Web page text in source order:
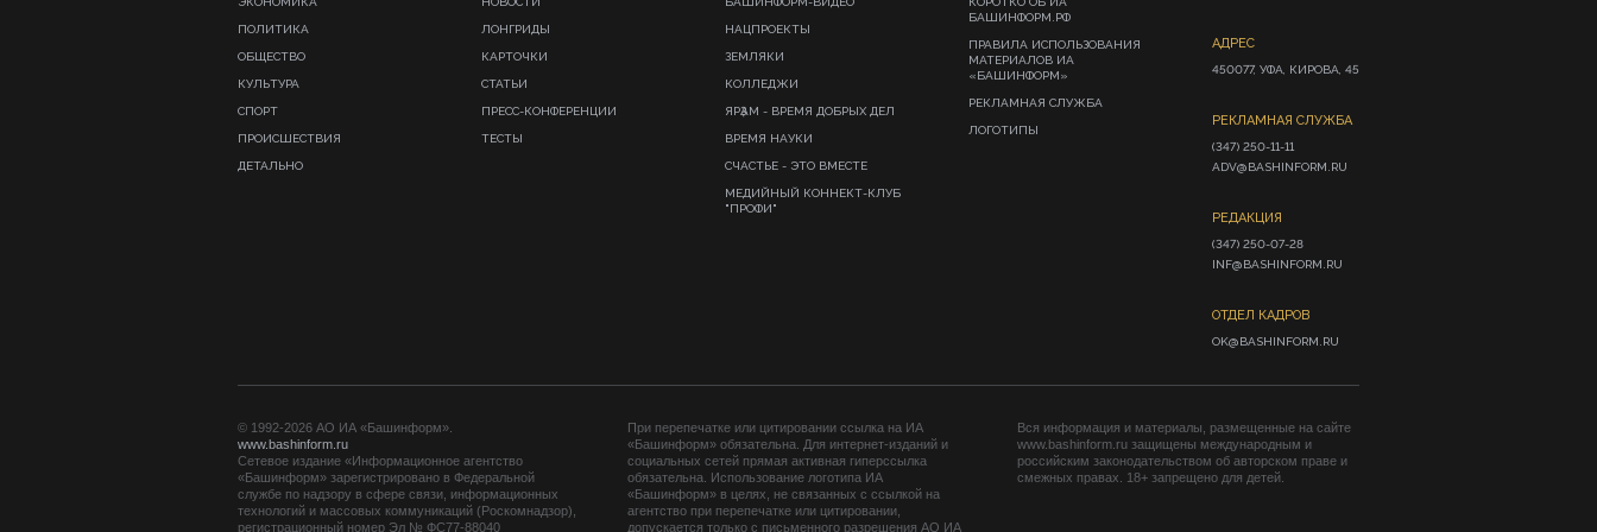
ПОЛИТИКА
ОБЩЕСТВО
КУЛЬТУРА
СПОРТ
ПРОИСШЕСТВИЯ
ДЕТАЛЬНО
ЛОНГРИДЫ
КАРТОЧКИ
СТАТЬИ
ПРЕСС-КОНФЕРЕНЦИИ
ТЕСТЫ
НАЦПРОЕКТЫ
ЗЕМЛЯКИ
КОЛЛЕДЖИ
ЯРҘАМ - ВРЕМЯ ДОБРЫХ ДЕЛ
ВРЕМЯ НАУКИ
СЧАСТЬЕ - ЭТО ВМЕСТЕ
МЕДИЙНЫЙ КОННЕКТ-КЛУБ
"ПРОФИ"
БАШИНФОРМ.РФ
ПРАВИЛА ИСПОЛЬЗОВАНИЯ
МАТЕРИАЛОВ ИА
«БАШИНФОРМ»
РЕКЛАМНАЯ СЛУЖБА
ЛОГОТИПЫ
АДРЕС
450077, УФА, КИРОВА, 45
РЕКЛАМНАЯ СЛУЖБА
(347) 250-11-11
ADV@BASHINFORM.RU
РЕДАКЦИЯ
(347) 250-07-28
INF@BASHINFORM.RU
ОТДЕЛ КАДРОВ
OK@BASHINFORM.RU
© 1992-2026 АО ИА «Башинформ».
www.bashinform.ru
Сетевое издание «Информационное агентство
«Башинформ» зарегистрировано в Федеральной
службе по надзору в сфере связи, информационных
технологий и массовых коммуникаций (Роскомнадзор),
регистрационный номер Эл № ФС77-88040
При перепечатке или цитировании ссылка на ИА
«Башинформ» обязательна. Для интернет-изданий и
социальных сетей прямая активная гиперссылка
обязательна. Использование логотипа ИА
«Башинформ» в целях, не связанных с ссылкой на
агентство при перепечатке или цитировании,
допускается только с письменного разрешения АО ИА
Вся информация и материалы, размещенные на сайте
www.bashinform.ru защищены международным и
российским законодательством об авторском праве и
смежных правах. 18+ запрещено для детей.